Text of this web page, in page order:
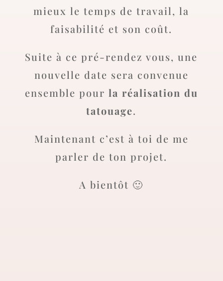
mieux le temps de travail, la
faisabilité et son coût.
Suite à ce pré-rendez vous, une
nouvelle date sera convenue
ensemble pour la réalisation du
tatouage.
Maintenant c’est à toi de me
parler de ton projet.
A bientôt 🙂